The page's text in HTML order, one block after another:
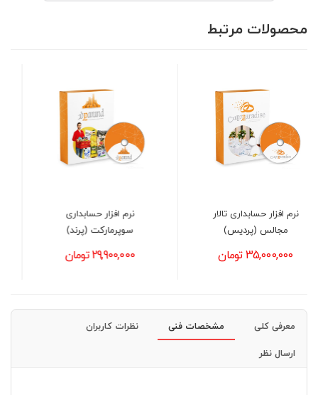
محصولات مرتبط
نرم افزار حسابداری
سوپرمارکت (پرند)
29,900,000 تومان
نرم افزار حسابداری قنادی و
شیرینی فروشی (پاپیون)
29,900,000 تومان
معرفی کلی مشخصات فنی نظرات کاربران
ارسال نظر